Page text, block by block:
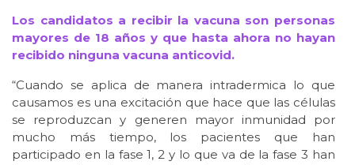
Los candidatos a recibir la vacuna son personas
mayores de 18 años y que hasta ahora no hayan
recibido ninguna vacuna anticovid.
“Cuando se aplica de manera intradermica lo que
causamos es una excitación que hace que las células
se reproduzcan y generen mayor inmunidad por
mucho más tiempo, los pacientes que han
participado en la fase 1, 2 y lo que va de la fase 3 han